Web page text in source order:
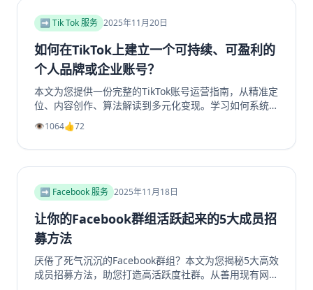
即了解如何提升你的YouTube视频收益！
➡️ Tik Tok 服务 2025年11月20日
如何在TikTok上建立一个可持续、可盈利的
个人品牌或企业账号？
本文为您提供一份完整的TikTok账号运营指南，从精准定
位、内容创作、算法解读到多元化变现。学习如何系统性
地构建一个具有持久生命力和盈利能力的TikTok个人品牌
或企业账号，避免常见陷阱，实现商业增长。掌握核心策
略，玩转TikTok营销。
👁️1064👍72
➡️ Facebook 服务 2025年11月18日
让你的Facebook群组活跃起来的5大成员招
募方法
厌倦了死气沉沉的Facebook群组？本文为您揭秘5大高效
成员招募方法，助您打造高活跃度社群。从善用现有网